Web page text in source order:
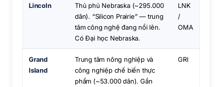
Lincoln
Thủ phủ Nebraska (~295.000
dân). “Silicon Prairie” — trung
tâm công nghệ đang nổi lên.
Có Đại học Nebraska.
LNK
/
OMA
Grand
Island
Trung tâm nông nghiệp và
công nghiệp chế biến thực
phẩm (~53.000 dân). Gần
GRI